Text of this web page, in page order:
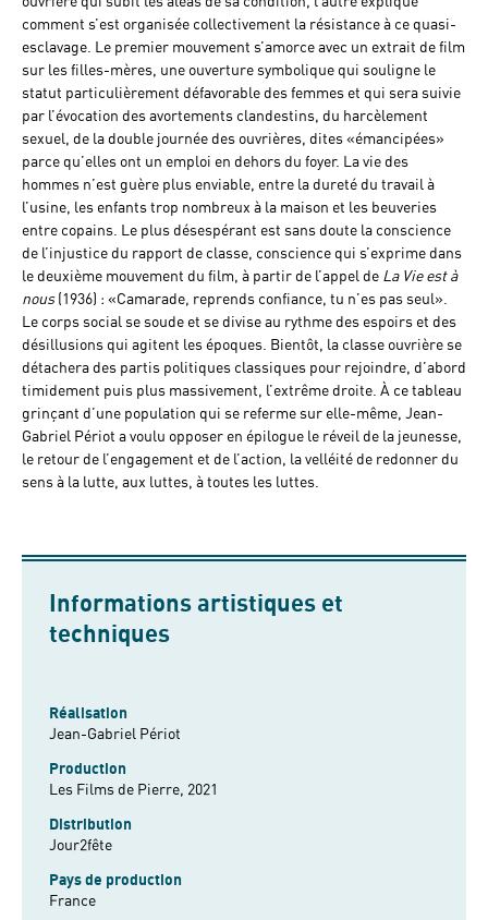
comment s’est organisée collectivement la résistance à ce quasi-
esclavage. Le premier mouvement s’amorce avec un extrait de film
sur les filles-mères, une ouverture symbolique qui souligne le
statut particulièrement défavorable des femmes et qui sera suivie
par l’évocation des avortements clandestins, du harcèlement
sexuel, de la double journée des ouvrières, dites «émancipées»
parce qu’elles ont un emploi en dehors du foyer. La vie des
hommes n’est guère plus enviable, entre la dureté du travail à
l’usine, les enfants trop nombreux à la maison et les beuveries
entre copains. Le plus désespérant est sans doute la conscience
de l’injustice du rapport de classe, conscience qui s’exprime dans
le deuxième mouvement du film, à partir de l’appel de La Vie est à
nous(1936) : «Camarade, reprends confiance, tu n’es pas seul».
Le corps social se soude et se divise au rythme des espoirs et des
désillusions qui agitent les époques. Bientôt, la classe ouvrière se
détachera des partis politiques classiques pour rejoindre, d’abord
timidement puis plus massivement, l’extrême droite. À ce tableau
grinçant d’une population qui se referme sur elle-même, Jean-
Gabriel Périot a voulu opposer en épilogue le réveil de la jeunesse,
le retour de l’engagement et de l’action, la velléité de redonner du
sens à la lutte, aux luttes, à toutes les luttes.
Informations artistiques et
techniques
Réalisation
Jean-Gabriel Périot
Production
Les Films de Pierre, 2021
Distribution
Jour2fête
Pays de production
France